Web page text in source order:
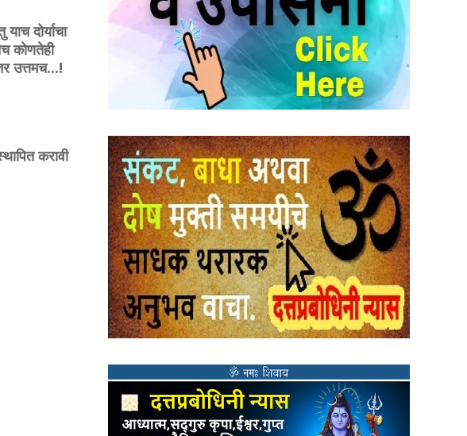
दोर्याचा
कोणतेही
उत्तमच...!
करावी